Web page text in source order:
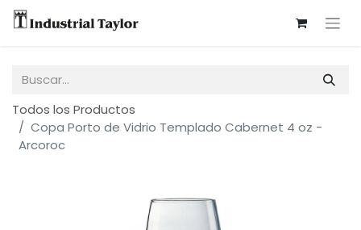
Todos los Productos
Copa Porto de Vidrio Templado Cabernet 4 oz -
Arcoroc